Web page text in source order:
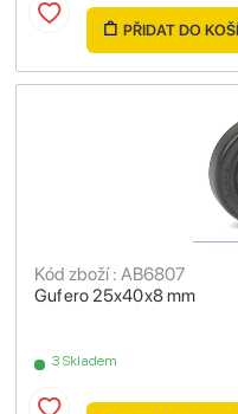
PŘIDAT DO
Gufero 25x40x8 mm
Kód zboží : AB6807
3 Skladem